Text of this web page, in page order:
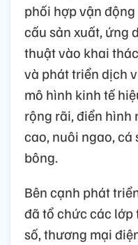
phối hợp vận
cấu sản xuất, ứng
thuật vào khai
và phát triển dịch
mô hình kinh tế
rộng rãi, điển hình
cao, nuôi ngao, cá
bông.
Bên cạnh phát
đã tổ chức các lớp
số, thương mại